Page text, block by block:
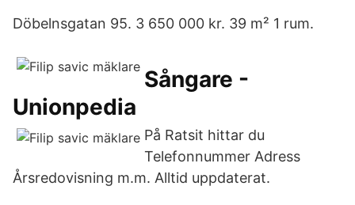
Döbelnsgatan 95. 3 650 000 kr. 39 m² 1 rum.
Sångare -
Unionpedia
På Ratsit hittar du
Telefonnummer Adress
Årsredovisning m.m. Alltid uppdaterat.